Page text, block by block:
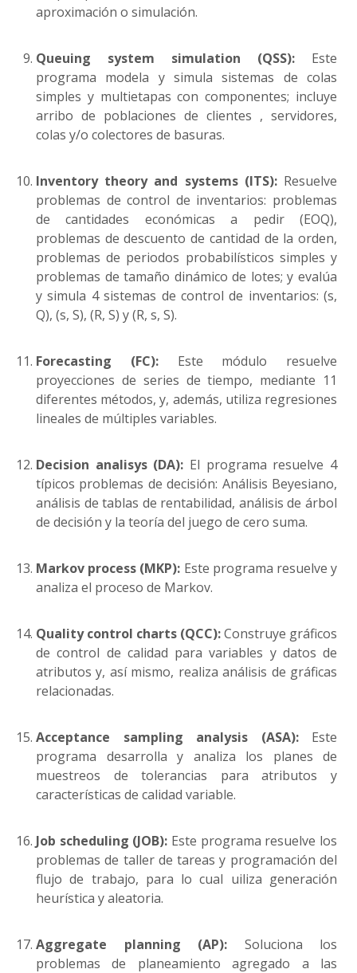
aproximación o simulación.
Queuing system simulation (QSS): Este
programa modela y simula sistemas de colas
simples y multietapas con componentes; incluye
arribo de poblaciones de clientes , servidores,
colas y/o colectores de basuras.
Inventory theory and systems (ITS):Resuelve
problemas de control de inventarios: problemas
de cantidades económicas a pedir (EOQ),
problemas de descuento de cantidad de la orden,
problemas de periodos probabilísticos simples y
problemas de tamaño dinámico de lotes; y evalúa
y simula 4 sistemas de control de inventarios: (s,
Q), (s, S), (R, S) y (R, s, S).
Forecasting (FC):Este módulo resuelve
proyecciones de series de tiempo, mediante 11
diferentes métodos, y, además, utiliza regresiones
lineales de múltiples variables.
Decision analisys (DA): El programa resuelve 4
típicos problemas de decisión: Análisis Beyesiano,
análisis de tablas de rentabilidad, análisis de árbol
de decisión y la teoría del juego de cero suma.
Markov process (MKP): Este programa resuelve y
analiza el proceso de Markov.
Quality control charts (QCC):Construye gráficos
de control de calidad para variables y datos de
atributos y, así mismo, realiza análisis de gráficas
relacionadas.
Acceptance sampling analysis (ASA):Este
programa desarrolla y analiza los planes de
muestreos de tolerancias para atributos y
características de calidad variable.
Job scheduling (JOB): Este programa resuelve los
problemas de taller de tareas y programación del
flujo de trabajo, para lo cual uiliza generación
heurística y aleatoria.
Aggregate planning (AP): Soluciona los
problemas de planeamiento agregado a las